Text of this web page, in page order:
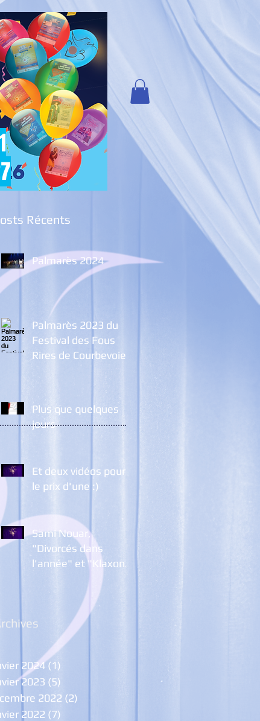
Récents
Palmarès 2024
Palmarès 2023 du
Festival des Fous
Rires de Courbevoie
Plus que quelques
jours
Et deux vidéos pour
le prix d'une :)
Sami Nouar,
"Divorcés dans
l'année" et "Klaxon,
Archives
2024 (1)
2023 (5)
2022 (2)
2022 (7)